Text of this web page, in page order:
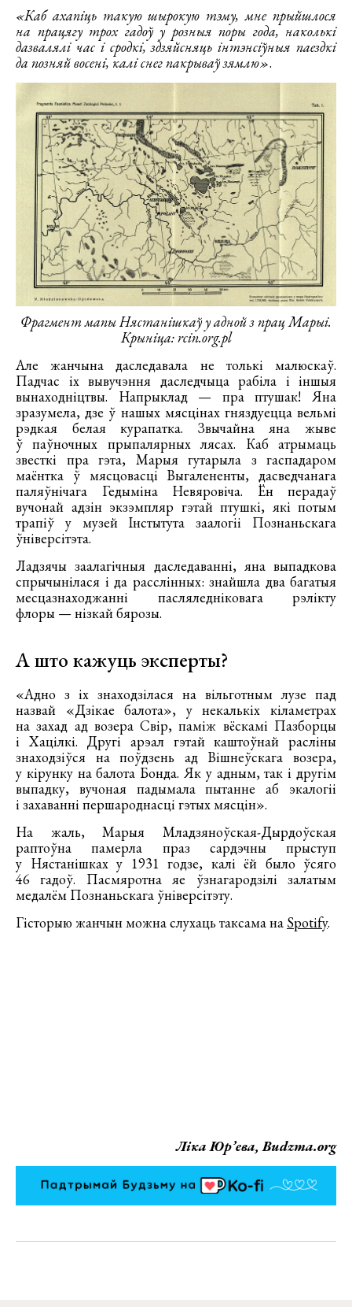
«Каб ахапіць такую шырокую тэму, мне прыйшлося
на працягу трох гадоў у розныя поры года, наколькі
дазвалялі час і сродкі, здзяйсняць інтэнсіўныя паездкі
да позняй восені, калі снег пакрываў зямлю».
Фрагмент мапы Нястанішкаў у адной з прац Марыі.
Крыніца: rcin.org.pl
Але жанчына даследавала не толькі малюскаў.
Падчас іх вывучэння даследчыца рабіла і іншыя
вынаходніцтвы. Напрыклад — пра птушак! Яна
зразумела, дзе ў нашых мясцінах гняздуецца вельмі
рэдкая белая курапатка. Звычайна яна жыве
ў паўночных прыпалярных лясах. Каб атрымаць
звесткі пра гэта, Марыя гутарыла з гаспадаром
маёнтка ў мясцовасці Выгалененты, дасведчанага
паляўнічага Гедыміна Невяровіча. Ён перадаў
вучонай адзін экзэмпляр гэтай птушкі, які потым
трапіў у музей Інстытута заалогіі Познаньскага
ўніверсітэта.
Ладзячы заалагічныя даследаванні, яна выпадкова
спрычынілася і да расслінных: знайшла два багатыя
месцазнаходжанні пасляледніковага рэлікту
флоры — нізкай бярозы.
А што кажуць эксперты?
«Адно з іх знаходзілася на вільготным лузе пад
назвай «Дзікае балота», у некалькіх кіламетрах
на захад ад возера Свір, паміж вёскамі Пазборцы
і Хацілкі. Другі арэал гэтай каштоўнай расліны
знаходзіўся на поўдзень ад Вішнеўскага возера,
у кірунку на балота Бонда. Як у адным, так і другім
выпадку, вучоная падымала пытанне аб экалогіі
і захаванні першароднасці гэтых мясцін».
На жаль, Марыя Младзяноўская-Дырдоўская
раптоўна памерла праз сардэчны прыступ
у Нястанішках у 1931 годзе, калі ёй было ўсяго
46 гадоў. Пасмяротна яе ўзнагародзілі залатым
медалём Познаньскага ўніверсітэту.
Гісторыю жанчын можна слухаць таксама на Spotify.
Ліка Юр’ева, Budzma.org